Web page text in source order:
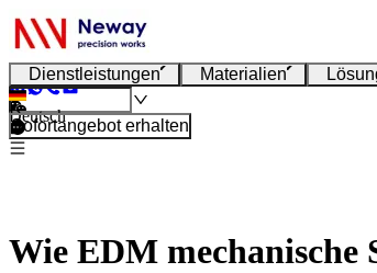
Dienstleistungen Materialien
Deutsch
Sofortangebot erhalten
Wie EDM mechanische